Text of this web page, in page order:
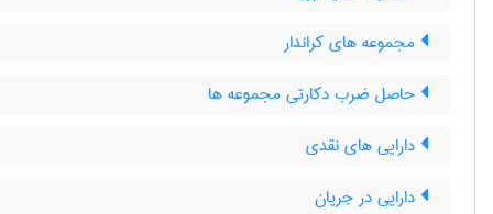
مجموعه های کراندار
حاصل ضرب دکارتی مجموعه ها
دارایی های نقدی
دارایی در جریان